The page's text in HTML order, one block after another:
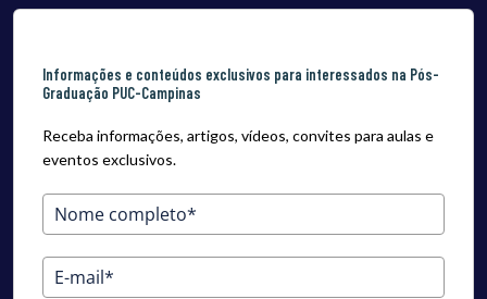
Informações e conteúdos exclusivos para interessados na Pós-
Graduação PUC-Campinas
Receba informações, artigos, vídeos, convites para aulas e
eventos exclusivos.